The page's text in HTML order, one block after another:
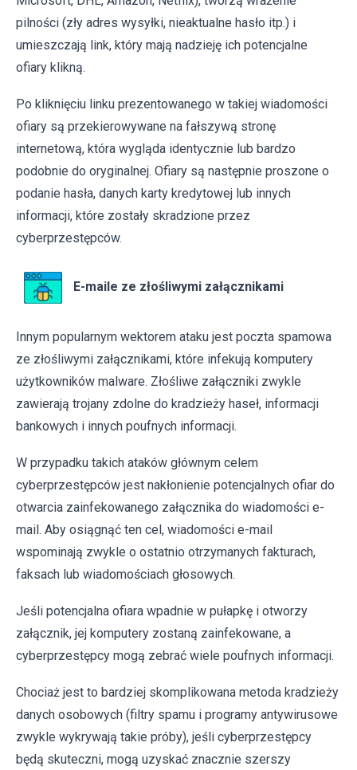
pilności (zły adres wysyłki, nieaktualne hasło itp.) i
umieszczają link, który mają nadzieję ich potencjalne
ofiary klikną.
Po kliknięciu linku prezentowanego w takiej wiadomości
ofiary są przekierowywane na fałszywą stronę
internetową, która wygląda identycznie lub bardzo
podobnie do oryginalnej. Ofiary są następnie proszone o
podanie hasła, danych karty kredytowej lub innych
informacji, które zostały skradzione przez
cyberprzestępców.
E-maile ze złośliwymi załącznikami
Innym popularnym wektorem ataku jest poczta spamowa
ze złośliwymi załącznikami, które infekują komputery
użytkowników malware. Złośliwe załączniki zwykle
zawierają trojany zdolne do kradzieży haseł, informacji
bankowych i innych poufnych informacji.
W przypadku takich ataków głównym celem
cyberprzestępców jest nakłonienie potencjalnych ofiar do
otwarcia zainfekowanego załącznika do wiadomości e-
mail. Aby osiągnąć ten cel, wiadomości e-mail
wspominają zwykle o ostatnio otrzymanych fakturach,
faksach lub wiadomościach głosowych.
Jeśli potencjalna ofiara wpadnie w pułapkę i otworzy
załącznik, jej komputery zostaną zainfekowane, a
cyberprzestępcy mogą zebrać wiele poufnych informacji.
Chociaż jest to bardziej skomplikowana metoda kradzieży
danych osobowych (filtry spamu i programy antywirusowe
zwykle wykrywają takie próby), jeśli cyberprzestępcy
będą skuteczni, mogą uzyskać znacznie szerszy